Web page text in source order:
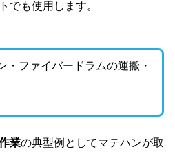
でも使用します。
・ファイバードラムの運搬・
業の典型例としてマテハンが取